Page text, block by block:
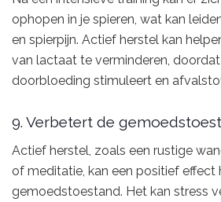
ophopen in je spieren, wat kan
en spierpijn. Actief herstel kan
van lactaat te verminderen,
doorbloeding stimuleert en
9. Verbetert de
Actief herstel, zoals een rustige
of meditatie, kan een positief effect
gemoedstoestand. Het kan stress